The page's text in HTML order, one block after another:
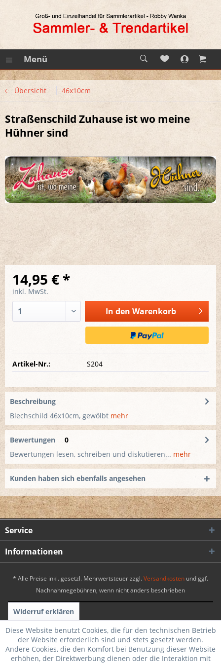
Menü
Übersicht 46x10cm
Straßenschild Zuhause ist wo meine
Hühner sind
14,95 € *
inkl. MwSt.
In den Warenkorb
Artikel-Nr.: S204
Beschreibung
Blechschild 46x10cm, gewölbt mehr
Bewertungen
0
Bewertungen lesen, schreiben und diskutieren... mehr
Kunden haben sich ebenfalls angesehen
Service
Informationen
* Alle Preise inkl. gesetzl. Mehrwertsteuer zzgl.Versandkosten und ggf.
Nachnahmegebühren, wenn nicht anders beschrieben
Widerruf erklären
Realisiert mit Shopware | Theme by WebSelect
Diese Website benutzt Cookies, die für den technischen Betrieb
der Website erforderlich sind und stets gesetzt werden.
Andere Cookies, die den Komfort bei Benutzung dieser Website
erhöhen, der Direktwerbung dienen oder die Interaktion mit